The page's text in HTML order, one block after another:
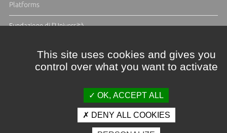
Platforms
Fundazione di l'Università
Crédits et mentions légales
This site uses cookies and gives you
control over what you want to activate
OK, ACCEPT ALL
DENY ALL COOKIES